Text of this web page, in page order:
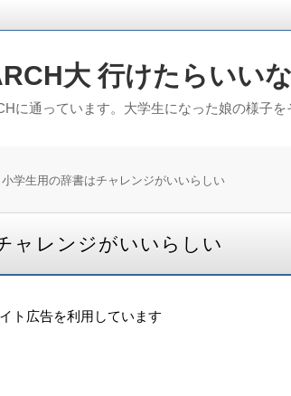
大 行けたらいい
に通っています。大学生になった娘の様子を
小学生用の辞書はチャレンジがいいらしい
ャレンジがいいらしい
ト広告を利用しています